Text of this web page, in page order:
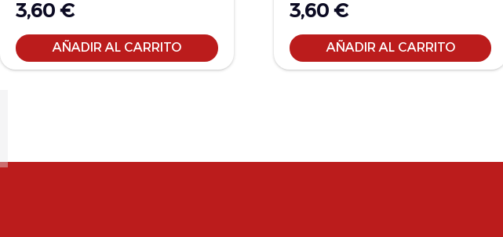
3,60 €
AÑADIR AL CARRITO
3,60 €
AÑADIR AL CARRITO